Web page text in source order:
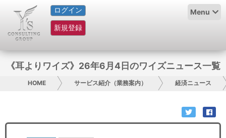
ログイン
新規登録
Menu
HOME
サービス紹介
グループ概要
《耳よりワイズ》26年6月4日のワイズニュース一覧
HOME サービス紹介（業務案内） 経済ニュース